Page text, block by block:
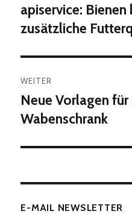
Vorheriger
Beitrag:
apiservice: Bienen
zusätzliche
WEITER
Nächster
Beitrag:
Neue Vorlagen
Wabenschrank
E-MAIL NEWSLETTER